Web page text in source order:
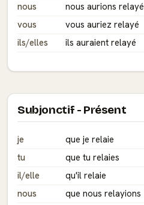
nous
nous aurions relayé
vous
vous auriez relayé
ils/elles
ils auraient relayé
Subjonctif - Présent
je
que je relaie
tu
que tu relaies
il/elle
qu'il relaie
nous
que nous relayions